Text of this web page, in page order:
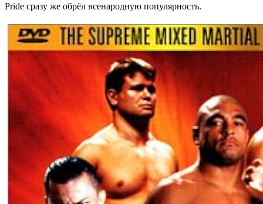
Pride сразу же обрёл всенародную популярность.